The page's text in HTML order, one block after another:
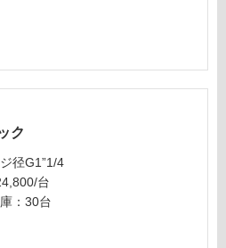
ク
径G1”1/4
台
：30台